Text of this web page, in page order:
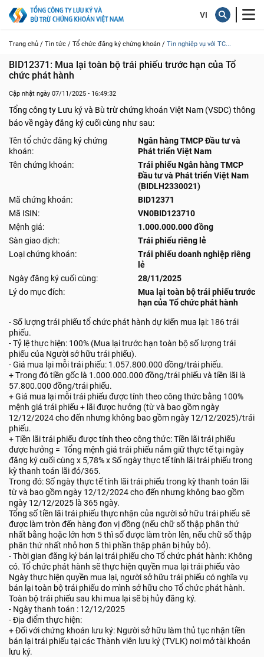
Trang chủ / Tin tức / Tổ chức đăng ký chứng khoán / Tin nghiệp vụ với TC...
BID12371: Mua lại toàn bộ trái phiếu trước hạn của Tổ
chức phát hành
Cập nhật ngày 07/11/2025 - 16:49:32
Tổng công ty Lưu ký và Bù trừ chứng khoán Việt Nam (VSDC) thông
báo về ngày đăng ký cuối cùng như sau:
Tên tổ chức đăng ký chứng
khoán:
Ngân hàng TMCP Đầu tư và
Phát triển Việt Nam
Tên chứng khoán:
Trái phiếu Ngân hàng TMCP
Đầu tư và Phát triển Việt Nam
(BIDLH2330021)
Mã chứng khoán:
BID12371
Mã ISIN:
VN0BID123710
Mệnh giá:
1.000.000.000 đồng
Sàn giao dịch:
Trái phiếu riêng lẻ
Loại chứng khoán:
Trái phiếu doanh nghiệp riêng
lẻ
Ngày đăng ký cuối cùng:
28/11/2025
Lý do mục đích:
Mua lại toàn bộ trái phiếu trước
hạn của Tổ chức phát hành
- Số lượng trái phiếu tổ chức phát hành dự kiến mua lại: 186 trái
phiếu.
- Tỷ lệ thực hiện: 100% (Mua lại trước hạn toàn bộ số lượng trái
phiếu của Người sở hữu trái phiếu).
- Giá mua lại mỗi trái phiếu: 1.057.800.000 đồng/trái phiếu.
+ Trong đó tiền gốc là 1.000.000.000 đồng/trái phiếu và tiền lãi là
57.800.000 đồng/trái phiếu.
+ Giá mua lại mỗi trái phiếu được tính theo công thức bằng 100%
mệnh giá trái phiếu + lãi được hưởng (từ và bao gồm ngày
12/12/2024 cho đến nhưng không bao gồm ngày 12/12/2025)/trái
phiếu.
+ Tiền lãi trái phiếu được tính theo công thức: Tiền lãi trái phiếu
được hưởng = Tổng mệnh giá trái phiếu nắm giữ thực tế tại ngày
đăng ký cuối cùng x 5,78% x Số ngày thực tế tính lãi trái phiếu trong
kỳ thanh toán lãi đó/365.
Trong đó: Số ngày thực tế tính lãi trái phiếu trong kỳ thanh toán lãi
từ và bao gồm ngày 12/12/2024 cho đến nhưng không bao gồm
ngày 12/12/2025 là 365 ngày.
Tổng số tiền lãi trái phiếu thực nhận của người sở hữu trái phiếu sẽ
được làm tròn đến hàng đơn vị đồng (nếu chữ số thập phân thứ
nhất bằng hoặc lớn hơn 5 thì số được làm tròn lên, nếu chữ số thập
phân thứ nhất nhỏ hơn 5 thì phần thập phân bị hủy bỏ).
- Thời gian đăng ký bán lại trái phiếu cho Tổ chức phát hành: Không
có. Tổ chức phát hành sẽ thực hiện quyền mua lại trái phiếu vào
Ngày thực hiện quyền mua lại, người sở hữu trái phiếu có nghĩa vụ
bán lại toàn bộ trái phiếu do mình sở hữu cho Tổ chức phát hành.
Toàn bộ trái phiếu sau khi mua lại sẽ bị hủy đăng ký.
- Ngày thanh toán : 12/12/2025
- Địa điểm thực hiện:
+ Đối với chứng khoán lưu ký: Người sở hữu làm thủ tục nhận tiền
bán lại trái phiếu tại các Thành viên lưu ký (TVLK) nơi mở tài khoản
lưu ký.